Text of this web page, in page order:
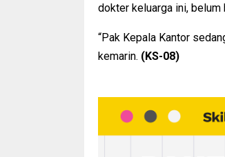
dokter keluarga ini, belum
“Pak Kepala Kantor
kemarin. (KS-08)